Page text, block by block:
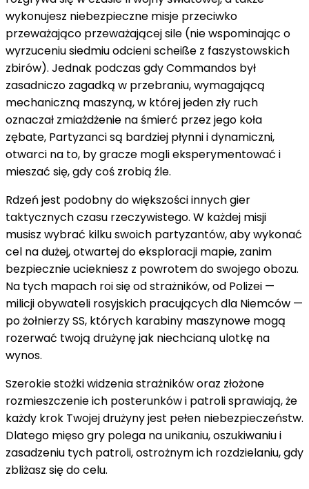
wykonujesz niebezpieczne misje przeciwko
przeważająco przeważającej sile (nie wspominając o
wyrzuceniu siedmiu odcieni scheiße z faszystowskich
zbirów). Jednak podczas gdy Commandos był
zasadniczo zagadką w przebraniu, wymagającą
mechaniczną maszyną, w której jeden zły ruch
oznaczał zmiażdżenie na śmierć przez jego koła
zębate, Partyzanci są bardziej płynni i dynamiczni,
otwarci na to, by gracze mogli eksperymentować i
mieszać się, gdy coś zrobią źle.
Rdzeń jest podobny do większości innych gier
taktycznych czasu rzeczywistego. W każdej misji
musisz wybrać kilku swoich partyzantów, aby wykonać
cel na dużej, otwartej do eksploracji mapie, zanim
bezpiecznie uciekniesz z powrotem do swojego obozu.
Na tych mapach roi się od strażników, od Polizei —
milicji obywateli rosyjskich pracujących dla Niemców —
po żołnierzy SS, których karabiny maszynowe mogą
rozerwać twoją drużynę jak niechcianą ulotkę na
wynos.
Szerokie stożki widzenia strażników oraz złożone
rozmieszczenie ich posterunków i patroli sprawiają, że
każdy krok Twojej drużyny jest pełen niebezpieczeństw.
Dlatego mięso gry polega na unikaniu, oszukiwaniu i
zasadzeniu tych patroli, ostrożnym ich rozdzielaniu, gdy
zbliżasz się do celu.